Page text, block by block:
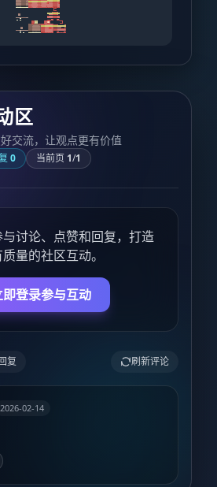
区
交流，让观点更有价值
0 当前页 1/1
讨论、点赞和回复，打造
量的社区互动。
即登录参与互动
复 刷新评论
2026-02-14